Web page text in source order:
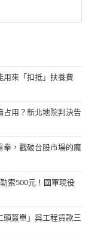
來「扣抵」扶養費
占用？新北地院判決告
拳，戳破台股市場的魔
索500元！國軍現役
簽單」與工程貨款三